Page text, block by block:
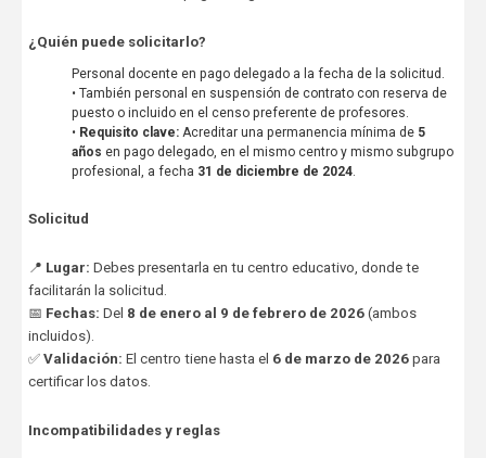
¿Quién puede solicitarlo?
Personal docente en pago delegado a la fecha de la solicitud.
• También personal en suspensión de contrato con reserva de
puesto o incluido en el censo preferente de profesores.
• Requisito clave:Acreditar una permanencia mínima de 5
años en pago delegado, en el mismo centro y mismo subgrupo
profesional, a fecha 31 de diciembre de 2024.
Solicitud
📍 Lugar: Debes presentarla en tu centro educativo, donde te
facilitarán la solicitud.
📅 Fechas: Del 8 de enero al 9 de febrero de 2026(ambos
incluidos).
✅ Validación: El centro tiene hasta el 6 de marzo de 2026para
certificar los datos.
Incompatibilidades y reglas